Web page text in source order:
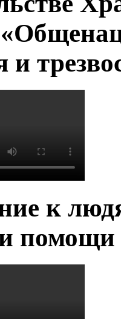
и
к
помощи